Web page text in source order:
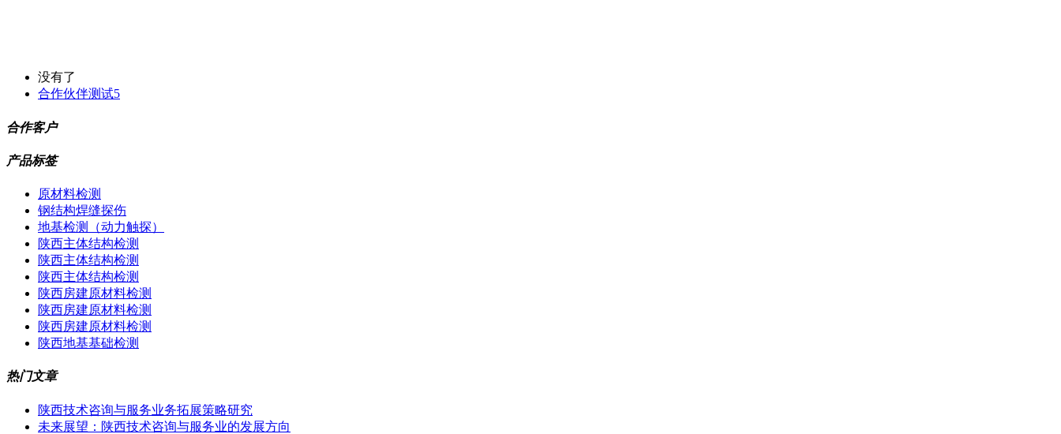
没有了
合作伙伴测试5
合作客户
产品标签
原材料检测
钢结构焊缝探伤
地基检测（动力触探）
陕西主体结构检测
陕西主体结构检测
陕西主体结构检测
陕西房建原材料检测
陕西房建原材料检测
陕西房建原材料检测
陕西地基基础检测
热门文章
陕西技术咨询与服务业务拓展策略研究
未来展望：陕西技术咨询与服务业的发展方向